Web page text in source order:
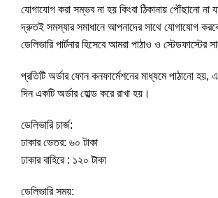
যোগাযোগ করা সম্ভব না হয় কিংবা ঠিকানায় পৌঁছানো না
দ্রুতই সমস্যার সমাধানে আপনাদের সাথে যোগাযোগ
ডেলিভারি পার্টনার হিসেবে আমরা পাঠাও ও স্টেডফাস্টের
প্রতিটি অর্ডার ফোন কনফার্মেশনের মাধ্যমে পাঠানো হয়,
দিন একটি অর্ডার হোল্ড করে রাখা হয়।
ডেলিভারি চার্জ:
ঢাকার ভেতর: ৬০ টাকা
ঢাকার বাহিরে : ১২০ টাকা
ডেলিভারি সময়: